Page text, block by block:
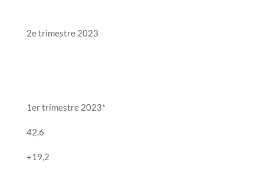
2e trimestre 2023
1er trimestre 2023*
42,6
+19,2